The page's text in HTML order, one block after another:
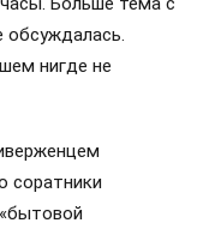
обсуждалась.
нигде не
соратники